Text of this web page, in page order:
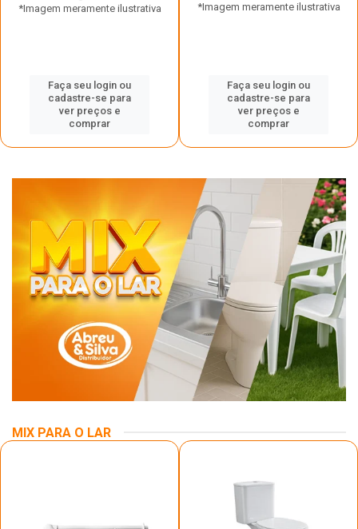
*Imagem meramente ilustrativa
Faça seu login ou
cadastre-se para
ver preços e
comprar
*Imagem meramente ilustrativa
Faça seu login ou
cadastre-se para
ver preços e
comprar
MIX PARA O LAR